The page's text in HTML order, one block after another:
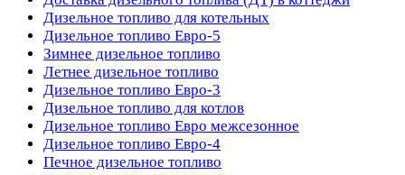
Дизельное топливо для котельных
Дизельное топливо Евро-5
Зимнее дизельное топливо
Летнее дизельное топливо
Дизельное топливо Евро-3
Дизельное топливо для котлов
Дизельное топливо Евро межсезонное
Дизельное топливо Евро-4
Печное дизельное топливо